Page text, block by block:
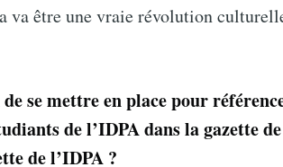
va être une vraie révolution
se mettre en place pour
de l’IDPA dans la gazette
de l’IDPA ?